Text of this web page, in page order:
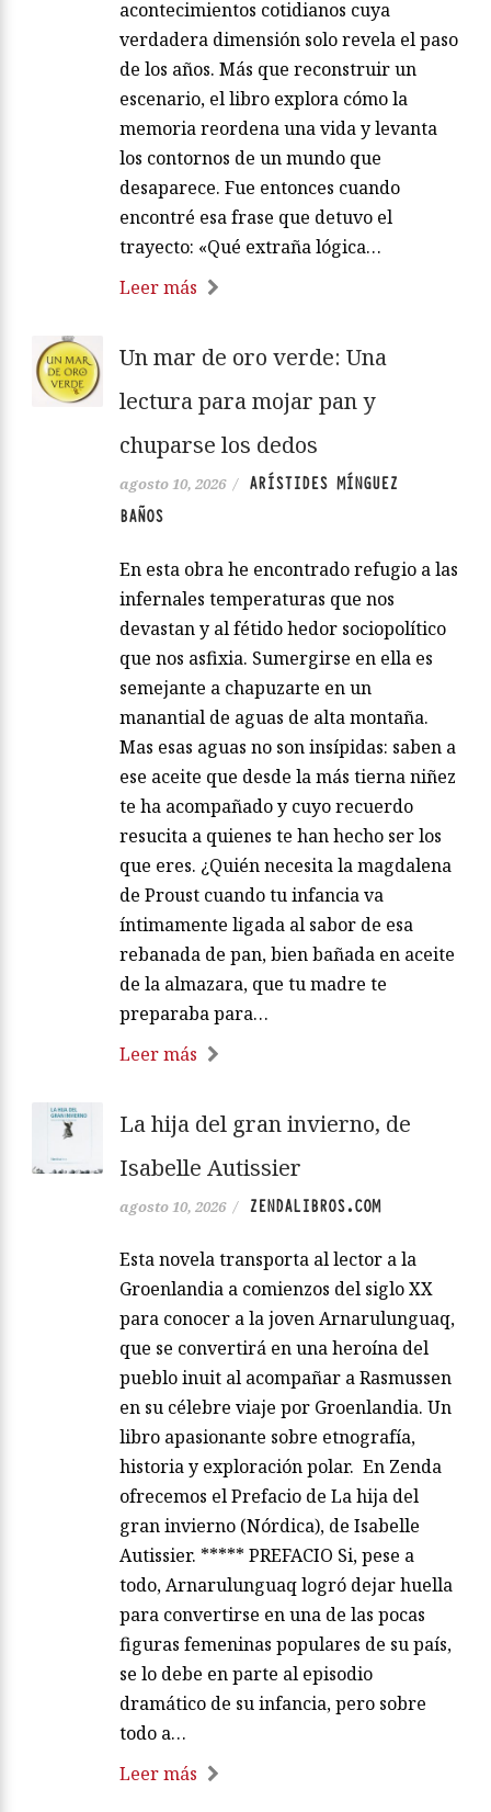
acontecimientos cotidianos cuya
verdadera dimensión solo revela el paso
de los años. Más que reconstruir un
escenario, el libro explora cómo la
memoria reordena una vida y levanta
los contornos de un mundo que
desaparece. Fue entonces cuando
encontré esa frase que detuvo el
trayecto: «Qué extraña lógica…
Leer más
Un mar de oro verde: Una
lectura para mojar pan y
chuparse los dedos
agosto 10, 2026 /
ARÍSTIDES MÍNGUEZ
BAÑOS
En esta obra he encontrado refugio a las
infernales temperaturas que nos
devastan y al fétido hedor sociopolítico
que nos asfixia. Sumergirse en ella es
semejante a chapuzarte en un
manantial de aguas de alta montaña.
Mas esas aguas no son insípidas: saben a
ese aceite que desde la más tierna niñez
te ha acompañado y cuyo recuerdo
resucita a quienes te han hecho ser los
que eres. ¿Quién necesita la magdalena
de Proust cuando tu infancia va
íntimamente ligada al sabor de esa
rebanada de pan, bien bañada en aceite
de la almazara, que tu madre te
preparaba para…
Leer más
La hija del gran invierno, de
Isabelle Autissier
agosto 10, 2026 / ZENDALIBROS.COM
Esta novela transporta al lector a la
Groenlandia a comienzos del siglo XX
para conocer a la joven Arnarulunguaq,
que se convertirá en una heroína del
pueblo inuit al acompañar a Rasmussen
en su célebre viaje por Groenlandia. Un
libro apasionante sobre etnografía,
historia y exploración polar. En Zenda
ofrecemos el Prefacio de La hija del
gran invierno (Nórdica), de Isabelle
Autissier. ***** PREFACIO Si, pese a
todo, Arnarulunguaq logró dejar huella
para convertirse en una de las pocas
figuras femeninas populares de su país,
se lo debe en parte al episodio
dramático de su infancia, pero sobre
todo a…
Leer más